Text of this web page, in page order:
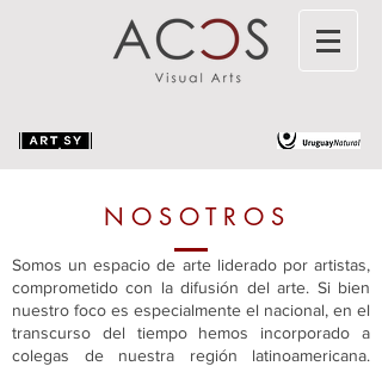
NOSOTROS
Somos un espacio de arte liderado por artistas,
comprometido con la difusión del arte. Si bien
nuestro foco es especialmente el nacional, en el
transcurso del tiempo hemos incorporado a
colegas de nuestra región latinoamericana.